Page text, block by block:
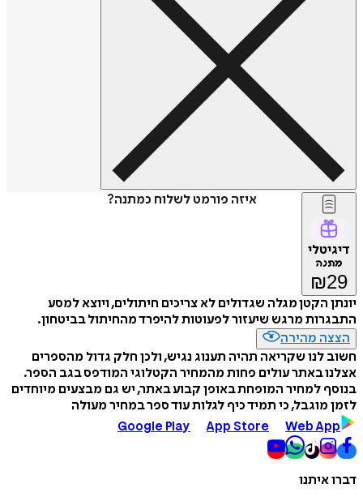
איזה פורמט לשלוח כמתנה?
דיגיטלי
מתנה
₪29
יונתן הקטן מגלה שגדולים לא צריכים חיתולים, ויוצא למסע
התבגרות מרגש שיעזור לפעוטות להיפרד מהחיתול בביטחון.
הצצה מהירה
חשוב לנו שקריאה תהיה תענוג נגיש, ולכן חלק גדול מהספרים
אצלנו באתר עולים פחות מהמחיר הקטלוגי המודפס בגב הספר.
בנוסף למחיר המופחת באופן קבוע באתר, יש גם מבצעים מיוחדים
לזמן מוגבל, כי תמיד כיף לגלות עוד ספר במחיר מעולה
Google Play
App Store Web App
דברו איתנו